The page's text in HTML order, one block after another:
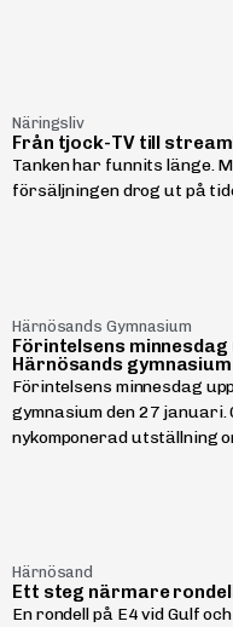
Näringsliv
Från tjock-TV till
Tanken har funnits länge.
försäljningen drog ut på
Härnösands Gymnasium
Förintelsens
Härnösands gymnasium
Förintelsens minnesdag
gymnasium den 27
nykomponerad utställning
Härnösand
Ett steg närmare
En rondell på E4 vid Gulf